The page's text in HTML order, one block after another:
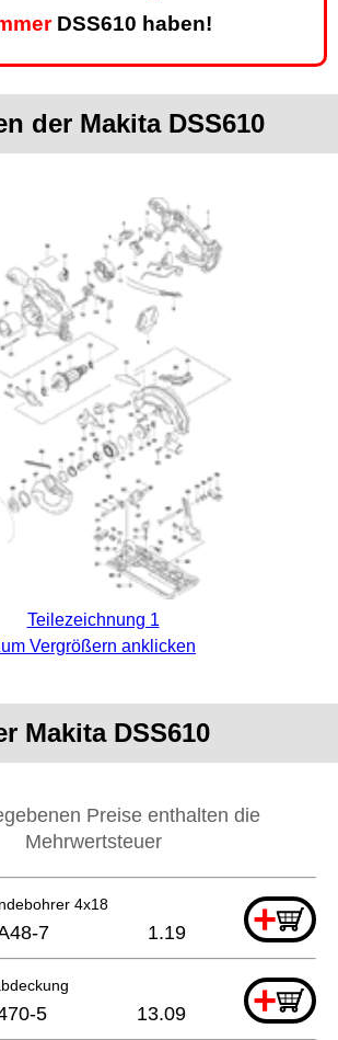
DSS610 haben!
der Makita DSS610
Teilezeichnung 1
Vergrößern anklicken
Makita DSS610
Preise enthalten die
Mehrwertsteuer
4x18 +
7 1.19
+
5 13.09